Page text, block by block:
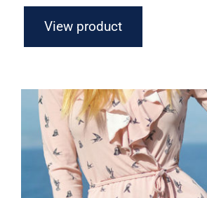
View product